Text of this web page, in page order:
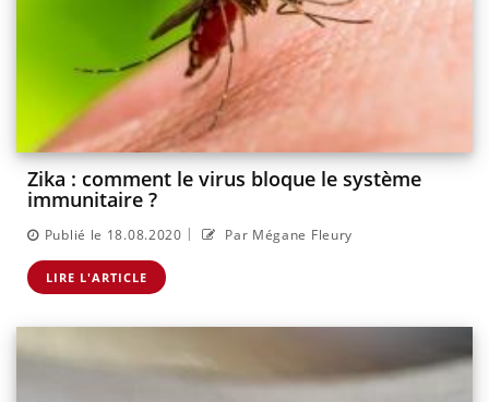
Zika : comment le virus bloque le système
immunitaire ?
Publié le 18.08.2020 | Par Mégane Fleury
LIRE L'ARTICLE